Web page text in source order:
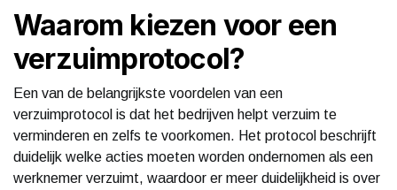
Waarom kiezen voor een
verzuimprotocol?
Een van de belangrijkste voordelen van een
verzuimprotocol is dat het bedrijven helpt verzuim te
verminderen en zelfs te voorkomen. Het protocol beschrijft
duidelijk welke acties moeten worden ondernomen als een
werknemer verzuimt, waardoor er meer duidelijkheid is over